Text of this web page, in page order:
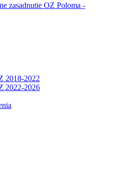
zasadnutie OZ Poloma -
2018-2022
2022-2026